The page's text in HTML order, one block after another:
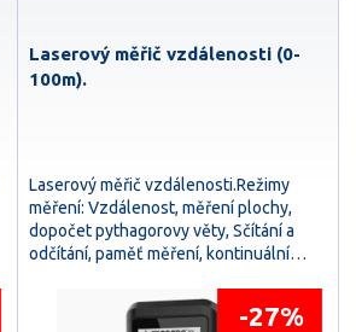
Laserový měřič vzdálenosti (0-
100m).
Laserový měřič vzdálenosti.Režimy
měření: Vzdálenost, měření plochy,
dopočet pythagorovy věty, Sčítání a
odčítání, paměť měření, kontinuální…
-27%